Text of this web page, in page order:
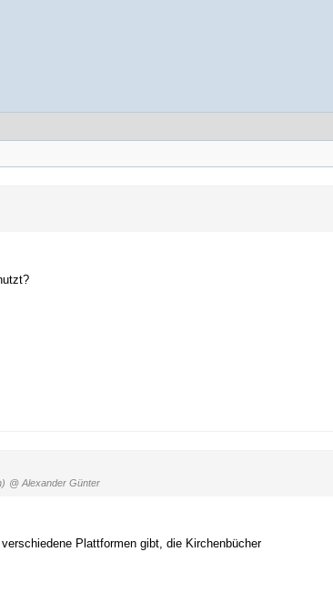
@ Alexander Günter
Plattformen gibt, die Kirchenbücher